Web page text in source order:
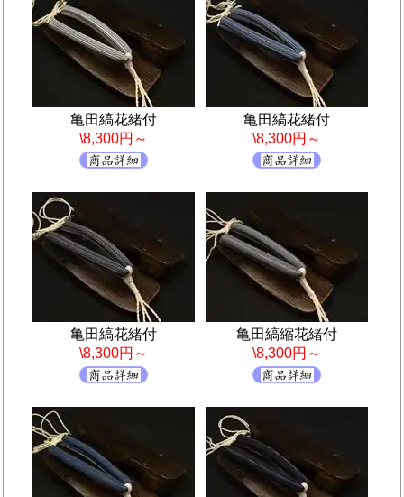
亀田縞花緒付
\8,300円～
亀田縞花緒付
\8,300円～
亀田縞花緒付
\8,300円～
亀田縞縮花緒付
\8,300円～